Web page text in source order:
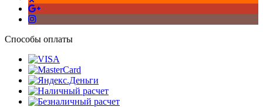
Способы оплаты